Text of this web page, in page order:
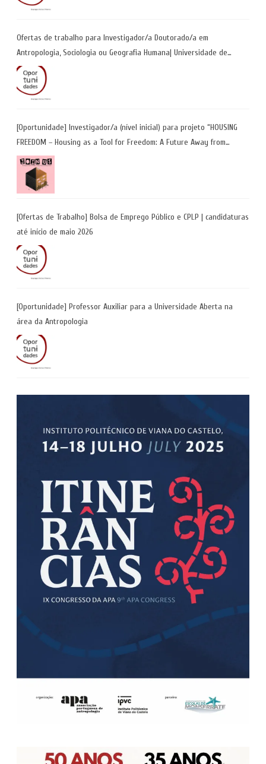
Ofertas de trabalho para Investigador/a Doutorado/a em
Antropologia, Sociologia ou Geografia Humana| Universidade de
Coimbra | Candidaturas até 29 de maio 2026
[Oportunidade] Investigador/a (nível inicial) para projeto “HOUSING
FREEDOM – Housing as a Tool for Freedom: A Future Away from
Incarceration” | até 8 de maio
[Ofertas de Trabalho] Bolsa de Emprego Público e CPLP | candidaturas
até início de maio 2026
[Oportunidade] Professor Auxiliar para a Universidade Aberta na
área da Antropologia